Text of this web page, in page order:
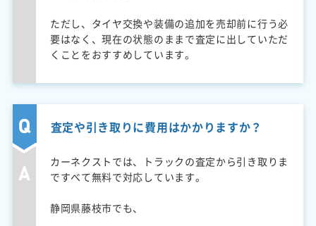
ただし、タイヤ交換や装備の追加を売却前に行う必
要はなく、現在の状態のままで査定に出していただ
くことをおすすめしています。
査定や引き取りに費用はかかりますか？
カーネクストでは、トラックの査定から引き取りま
ですべて無料で対応しています。
静岡県藤枝市でも、